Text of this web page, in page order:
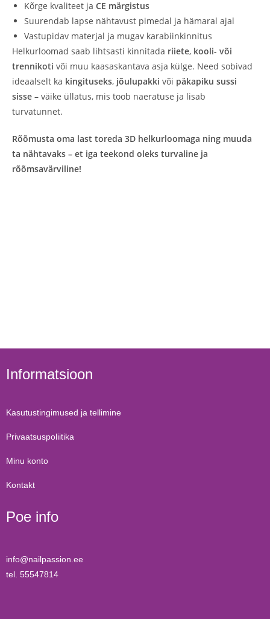
Kõrge kvaliteet ja CE märgistus
Suurendab lapse nähtavust pimedal ja hämaral ajal
Vastupidav materjal ja mugav karabiinkinnitus
Helkurloomad saab lihtsasti kinnitada riiete, kooli- või
trennikoti või muu kaasaskantava asja külge. Need sobivad
ideaalselt ka kingituseks, jõulupakki või päkapiku sussi
sisse – väike üllatus, mis toob naeratuse ja lisab
turvatunnet.
Rõõmusta oma last toreda 3D helkurloomaga ning muuda
ta nähtavaks – et iga teekond oleks turvaline ja
rõõmsavärviline!
Informatsioon
Kasutustingimused ja tellimine
Privaatsuspoliitika
Minu konto
Kontakt
Poe info
info@nailpassion.ee
tel. 55547814